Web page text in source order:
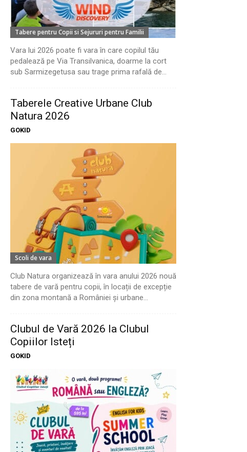
Tabere pentru Copii si Sejururi pentru Familii
Vara lui 2026 poate fi vara în care copilul tău
pedalează pe Via Transilvanica, doarme la cort
sub Sarmizegetusa sau trage prima rafală de...
Taberele Creative Urbane Club
Natura 2026
GOKID
Scoli de vara
Club Natura organizează în vara anului 2026 nouă
tabere de vară pentru copii, în locații de excepție
din zona montană a României și urbane...
Clubul de Vară 2026 la Clubul
Copiilor Isteți
GOKID